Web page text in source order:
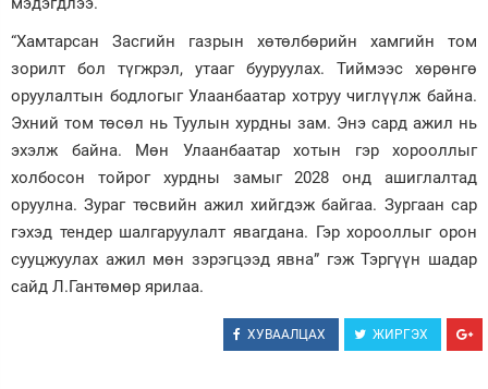
“Хамтарсан Засгийн газрын хөтөлбөрийн хамгийн том
зорилт бол түгжрэл, утааг бууруулах. Тиймээс хөрөнгө
оруулалтын бодлогыг Улаанбаатар хотруу чиглүүлж байна.
Эхний том төсөл нь Туулын хурдны зам. Энэ сард ажил нь
эхэлж байна. Мөн Улаанбаатар хотын гэр хорооллыг
холбосон тойрог хурдны замыг 2028 онд ашиглалтад
оруулна. Зураг төсвийн ажил хийгдэж байгаа. Зургаан сар
гэхэд тендер шалгаруулалт явагдана. Гэр хорооллыг орон
сууцжуулах ажил мөн зэрэгцээд явна” гэж Тэргүүн шадар
сайд Л.Гантөмөр ярилаа.
ХУВААЛЦАХ ЖИРГЭХ